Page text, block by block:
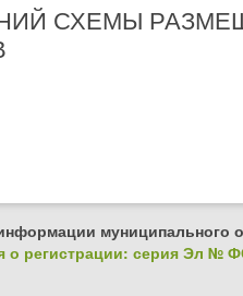
СХЕМЫ
муниципального
регистрации: серия Эл №